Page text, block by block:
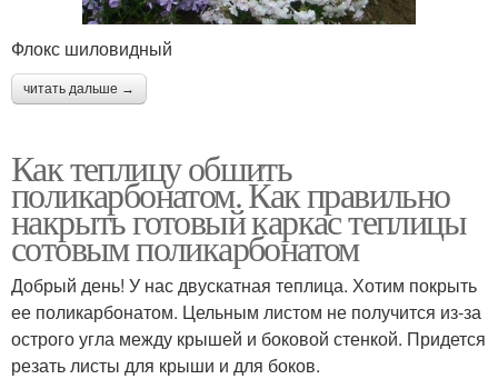
Флокс шиловидный
читать дальше →
Как теплицу обшить
поликарбонатом. Как правильно
накрыть готовый каркас теплицы
сотовым поликарбонатом
Добрый день! У нас двускатная теплица. Хотим покрыть
ее поликарбонатом. Цельным листом не получится из-за
острого угла между крышей и боковой стенкой. Придется
резать листы для крыши и для боков.